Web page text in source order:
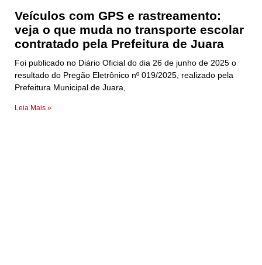
Veículos com GPS e rastreamento:
veja o que muda no transporte escolar
contratado pela Prefeitura de Juara
Foi publicado no Diário Oficial do dia 26 de junho de 2025 o
resultado do Pregão Eletrônico nº 019/2025, realizado pela
Prefeitura Municipal de Juara,
Leia Mais »